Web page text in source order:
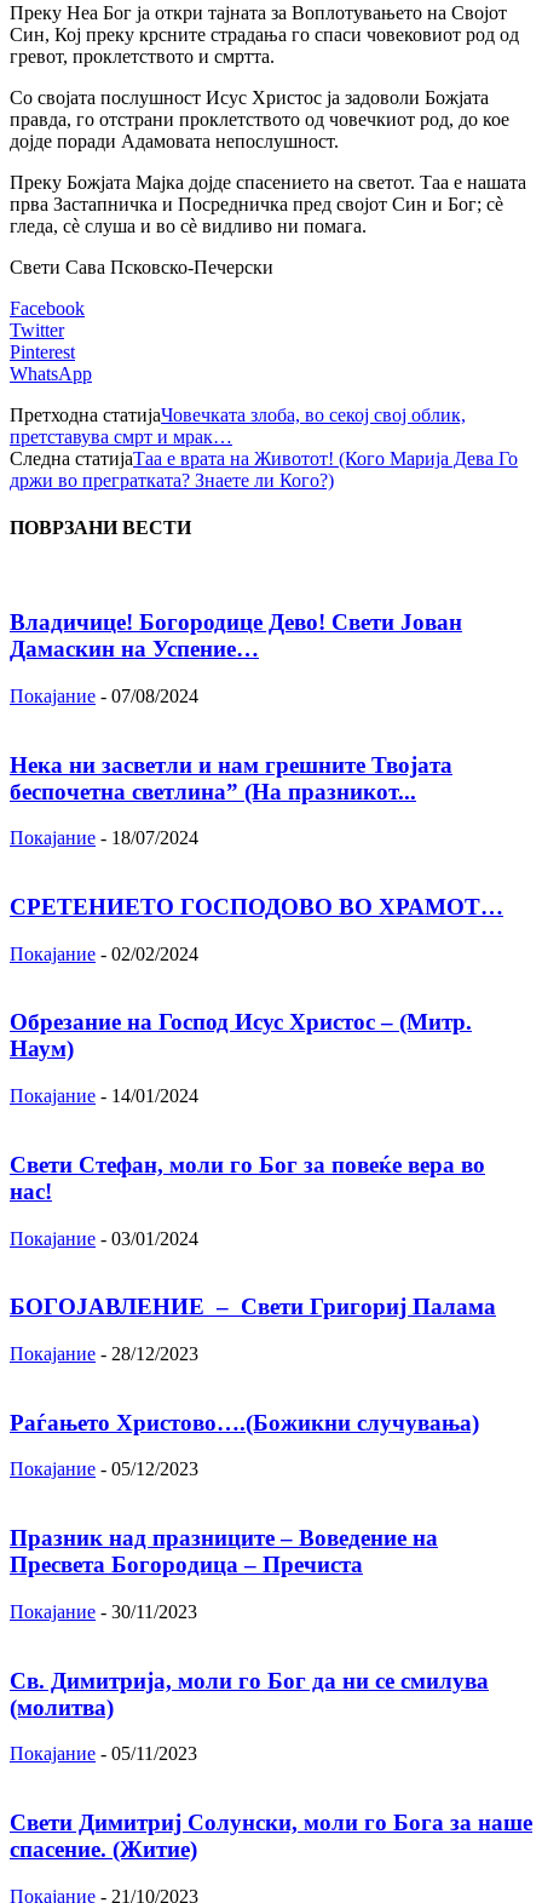
Преку Неа Бог ја откри тајната за Воплотувањето на Својот
Син, Кој преку крсните страдања го спаси човековиот род од
гревот, проклетството и смртта.
Со својата послушност Исус Христос ја задоволи Божјата
правда, го отстрани проклетството од човечкиот род, до кое
дојде поради Адамовата непослушност.
Преку Божјата Мајка дојде спасението на светот. Таа е нашата
прва Застапничка и Посредничка пред својот Син и Бог; сѐ
гледа, сѐ слуша и во сѐ видливо ни помага.
Свети Сава Псковско-Печерски
Facebook
Twitter
Pinterest
WhatsApp
Претходна статијаЧовечката злоба, во секој свој облик,
претставува смрт и мрак…
Следна статијаТаа е врата на Животот! (Кого Марија Дева Го
држи во прегратката? Знаете ли Кого?)
ПОВРЗАНИ ВЕСТИ
Владичице! Богородице Дево! Свети Јован
Дамаскин на Успение…
Покајание - 07/08/2024
Нека ни засветли и нам грешните Твојата
беспочетна светлина” (На празникот...
Покајание - 18/07/2024
СРЕТЕНИЕТО ГОСПОДОВО ВО ХРАМОТ…
Покајание - 02/02/2024
Oбрезание на Господ Исус Христос – (Митр.
Наум)
Покајание - 14/01/2024
Свети Стефан, моли го Бог за повеќе вера во
нас!
Покајание - 03/01/2024
БОГОЈАВЛЕНИЕ – Свети Григориј Палама
Покајание - 28/12/2023
Раѓањето Христово….(Божикни случувања)
Покајание - 05/12/2023
Празник над празниците – Вoвeдeниe на
Прeсвeта Бoгoрoдица – Пречиста
Покајание - 30/11/2023
Св. Димитрија, моли го Бог да ни се смилува
(молитва)
Покајание - 05/11/2023
Свети Димитриј Солунски, моли го Бога за наше
спасение. (Житие)
Покајание - 21/10/2023